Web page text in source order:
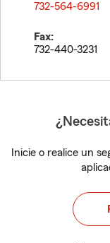
732-564-6991
Fax:
732-440-3231
Inicie o realice un